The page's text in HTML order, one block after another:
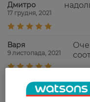
Дмитро
17 грудня, 2021
Варя
9 листопада, 2021
Оксана
13 травня, 2021
Добре